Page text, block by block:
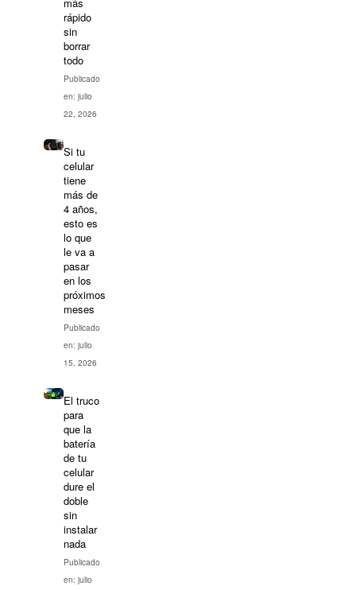
rápido
sin
borrar
todo
Publicado
en: julio
22, 2026
Si tu
celular
tiene
más de
4 años,
esto es
lo que
le va a
pasar
en los
próximos
meses
Publicado
en: julio
15, 2026
El truco
para
que la
batería
de tu
celular
dure el
doble
sin
instalar
nada
Publicado
en: julio